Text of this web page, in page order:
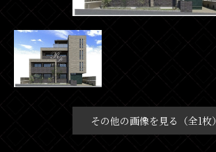
その他の画像を見る（全1枚）